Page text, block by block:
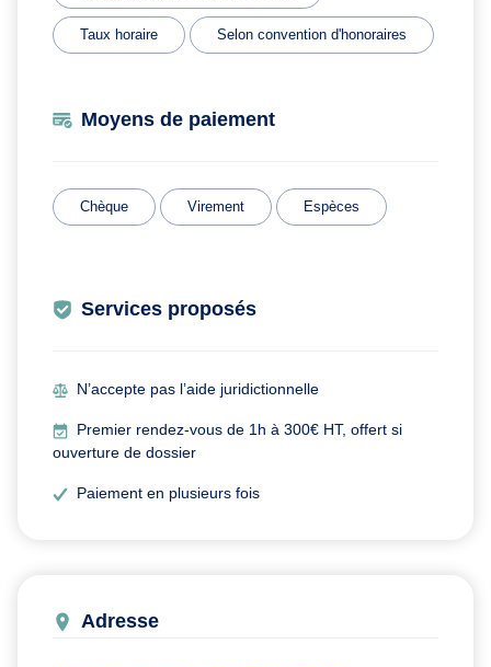
Taux horaire Selon convention d'honoraires
Moyens de paiement
Chèque Virement Espèces
Services proposés
N’accepte pas l’aide juridictionnelle
Premier rendez-vous de 1h à 300€ HT, offert si
ouverture de dossier
Paiement en plusieurs fois
Adresse